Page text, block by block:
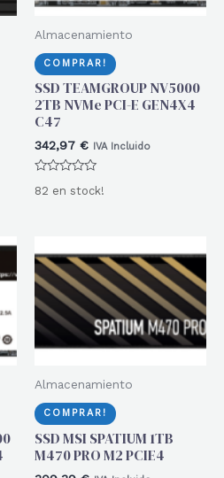
Almacenamiento
COMPRAR!
SSD TEAMGROUP NV5000
2TB NVMe PCI-E GEN4X4
C47
342,97 € IVA Incluido
con
82 en stock!
Almacenamiento
COMPRAR!
SSD MSI SPATIUM 1TB
M470 PRO M2 PCIE4